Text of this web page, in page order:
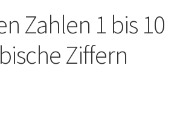
Zahlen 1 bis 10
Ziffern